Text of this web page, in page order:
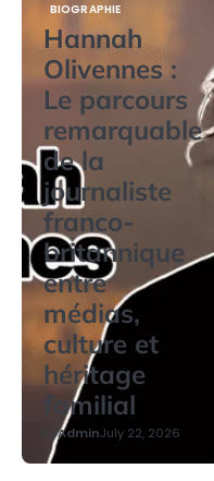
BIOGRAPHIE
Hannah
Olivennes :
Le parcours
remarquable
de la
journaliste
franco-
britannique
entre
médias,
culture et
héritage
familial
byAdminJuly 22, 2026